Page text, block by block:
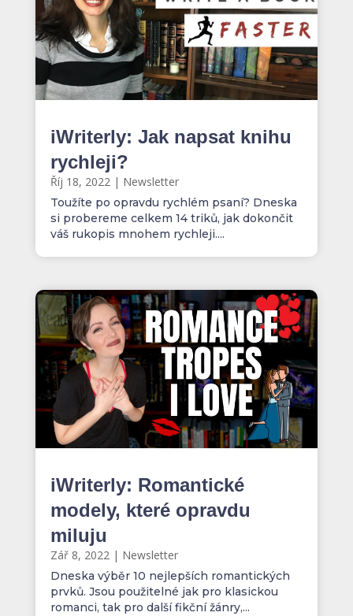
iWriterly: Jak napsat knihu
rychleji?
Říj 18, 2022| Newsletter
Toužíte po opravdu rychlém psaní? Dneska
si probereme celkem 14 triků, jak dokončit
váš rukopis mnohem rychleji....
iWriterly: Romantické
modely, které opravdu
miluju
Zář 8, 2022| Newsletter
Dneska výběr 10 nejlepších romantických
prvků. Jsou použitelné jak pro klasickou
romanci, tak pro další fikční žánry,...